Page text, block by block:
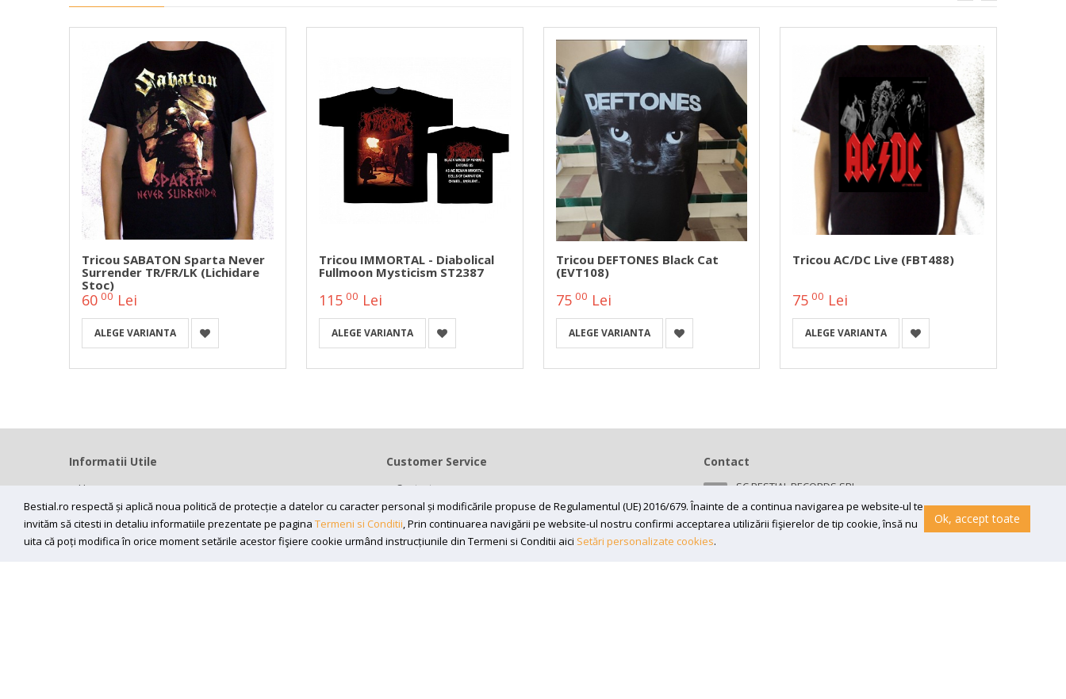
Tricou SABATON Sparta Never
Surrender TR/FR/LK (lichidare
Stoc)
60 00 Lei
ALEGE VARIANTA
Tricou IMMORTAL - Diabolical
Fullmoon Mysticism ST2387
115 00 Lei
ALEGE VARIANTA
Tricou DEFTONES Black Cat
(EVT108)
75 00 Lei
ALEGE VARIANTA
Tricou AC/DC Live (FBT488)
75 00 Lei
ALEGE VARIANTA
Bestial.ro respectă și aplică noua politică de protecție a datelor cu caracter personal și modificările propuse de Regulamentul (UE) 2016/679. Înainte de a continua navigarea pe website-ul te
invităm să citesti in detaliu informatiile prezentate pe pagina Termeni si Conditii, Prin continuarea navigării pe website-ul nostru confirmi acceptarea utilizării fişierelor de tip cookie, însă nu
uita că poți modifica în orice moment setările acestor fişiere cookie urmând instrucțiunile din Termeni si Conditii aici Setări personalizate cookies.
Ok, accept toate
Informatii Utile
Home
Modalitati livrare
Efectuarea platii
ANPC
Customer Service
Contact
Termeni si conditii
Contul meu
Contact
SC BESTIAL RECORDS SRL
Bv 16 Decembrie 1989 nr 43, in curte la Neuromed,
300218, Timisoara